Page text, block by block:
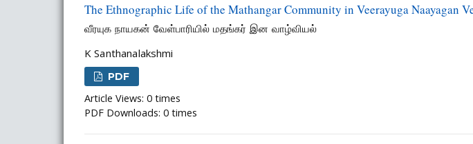
The Ethnographic Life of the Mathangar Community in Veerayuga Naayagan
வீரயுக நாயகன் வேள்பாரியில் மதங்கர் இன வாழ்வியல்
K Santhanalakshmi
PDF
Article Views: 0 times
PDF Downloads: 0 times